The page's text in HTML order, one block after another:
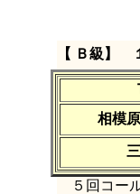
【 Ｂ級】
相模
５回コー